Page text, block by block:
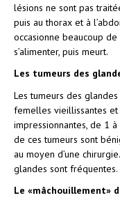
lésions ne sont pas
puis au thorax et à
occasionne beaucoup
s’alimenter, puis meurt.
Les tumeurs des
Les tumeurs des
femelles vieillissantes
impressionnantes, de 1
de ces tumeurs sont
au moyen d’une
glandes sont fréquentes.
Le «mâchouillement»